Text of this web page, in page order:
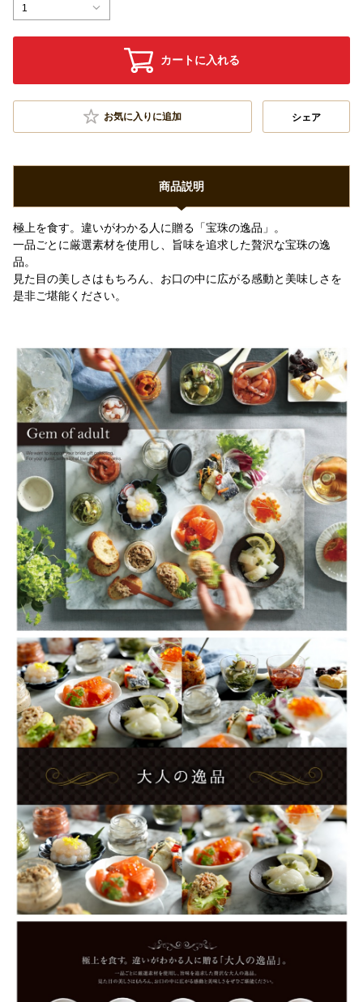
1
カートに入れる
お気に入りに追加 シェア
商品説明
極上を食す。違いがわかる人に贈る「宝珠の逸品」。
一品ごとに厳選素材を使用し、旨味を追求した贅沢な宝珠の逸
品。
見た目の美しさはもちろん、お口の中に広がる感動と美味しさを
是非ご堪能ください。